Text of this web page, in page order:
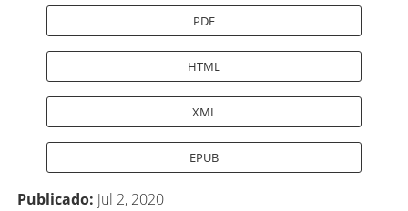
PDF
HTML
XML
EPUB
Publicado: jul 2, 2020